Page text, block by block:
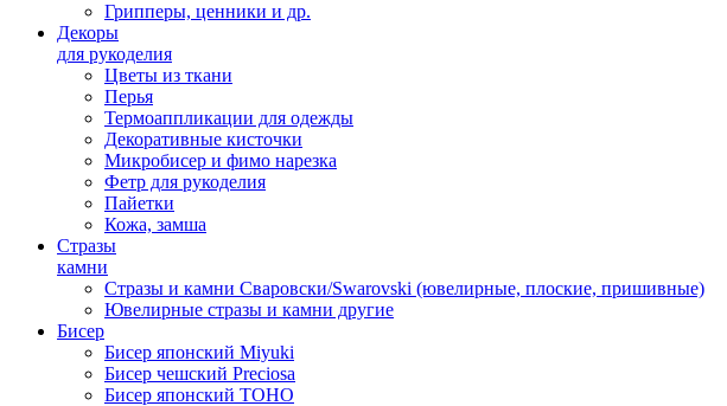
Грипперы, ценники и др.
Декоры
для рукоделия
Цветы из ткани
Перья
Термоаппликации для одежды
Декоративные кисточки
Микробисер и фимо нарезка
Фетр для рукоделия
Пайетки
Кожа, замша
Стразы
камни
Стразы и камни Сваровски/Swarovski (ювелирные, плоские, пришивные)
Ювелирные стразы и камни другие
Бисер
Бисер японский Miyuki
Бисер чешский Preciosa
Бисер японский TOHO